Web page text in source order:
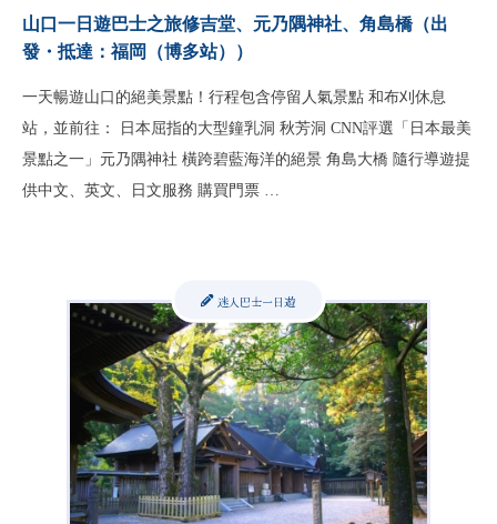
山口一日遊巴士之旅修吉堂、元乃隅神社、角島橋（出
發・抵達：福岡（博多站））
一天暢遊山口的絕美景點！行程包含停留人氣景點 和布刈休息
站，並前往： 日本屈指的大型鐘乳洞 秋芳洞 CNN評選「日本最美
景點之一」元乃隅神社 橫跨碧藍海洋的絕景 角島大橋 隨行導遊提
供中文、英文、日文服務 購買門票 …
迷人巴士一日遊